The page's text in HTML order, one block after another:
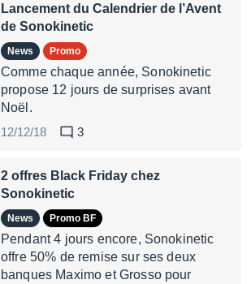
Lancement du Calendrier de l’Avent
de Sonokinetic
News Promo
Comme chaque année, Sonokinetic
propose 12 jours de surprises avant
Noël.
12/12/18
3
2 offres Black Friday chez
Sonokinetic
News Promo BF
Pendant 4 jours encore, Sonokinetic
offre 50% de remise sur ses deux
banques Maximo et Grosso pour